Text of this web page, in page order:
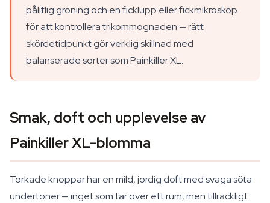
pålitlig groning och en ficklupp eller fickmikroskop
för att kontrollera trikommognaden — rätt
skördetidpunkt gör verklig skillnad med
balanserade sorter som Painkiller XL.
Smak, doft och upplevelse av
Painkiller XL-blomma
Torkade knoppar har en mild, jordig doft med svaga söta
undertoner — inget som tar över ett rum, men tillräckligt